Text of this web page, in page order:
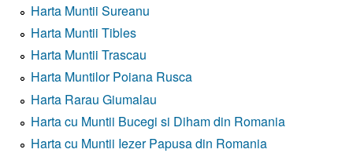
Harta Muntii Sureanu
Harta Muntii Tibles
Harta Muntii Trascau
Harta Muntilor Poiana Rusca
Harta Rarau Giumalau
Harta cu Muntii Bucegi si Diham din Romania
Harta cu Muntii Iezer Papusa din Romania